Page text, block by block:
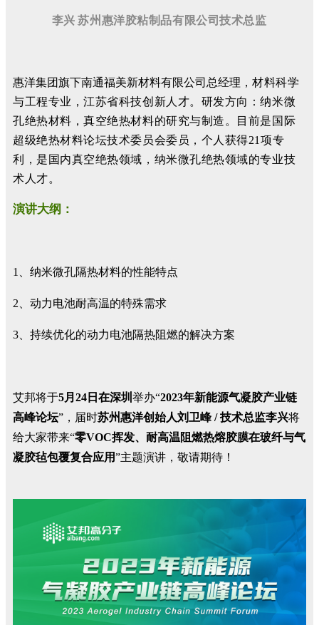
李兴苏州惠洋胶粘制品有限公司技术总监
惠洋集团旗下南通福美新材料有限公司总经理， 材料科学
与工程专业，江苏省科技创新人才。研发方向：纳米微
孔绝热材料，真空绝热材料的研究与制造。目前是国际
超级绝热材料论坛技术委员会委员，个人获得21项专
利，是国内真空绝热领域，纳米微孔绝热领域的专业技
术人才。
演讲大纲：
1、纳米微孔隔热材料的性能特点
2、动力电池耐高温的特殊需求
3、持续优化的动力电池隔热阻燃的解决方案
艾邦将于5月24日在深圳 举办“2023年新能源气凝胶产业链
高峰论坛”，届时苏州惠洋创始人刘卫峰 / 技术总监李兴将
给大家带来“零VOC挥发、耐高温阻燃热熔胶膜在玻纤与气
凝胶毡包覆复合应用”主题演讲，敬请期待！